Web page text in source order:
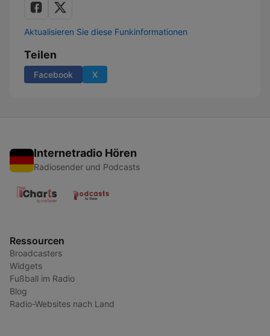
Aktualisieren Sie diese Funkinformationen
Teilen
Facebook X
Internetradio Hören
Radiosender und Podcasts
Ressourcen
Broadcasters
Widgets
Fußball im Radio
Blog
Radio-Websites nach Land